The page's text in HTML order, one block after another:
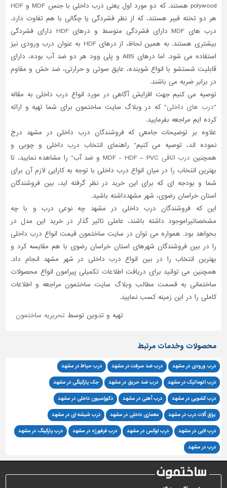
polywood هستند. که دو مورد اول یعنی درب داخلی با جنس MDF و HDF
هر دو تخته فیبر هستند، که از نظر فشردگی یا چگالی با هم تفاوت دارد.
درب های MDF دارای فشردگی متوسط و درهای HDF دارای فشردگی
بیشتری هستند. به همین لحاظ، از درهای HDF به عنوان درب ورودی نیز
استفاده می شود. اما درهای ABS و پلی وود هر دو ضد آب بوده، دارای
قابلیت شستشو با انواع شوینده، عایق صوتی و حرارتی، ضد خش و مقاوم
در برابر ضربه می باشند.
توصیه می کنیم جهت افزایش آگاهی در مورد انواع درب داخلی به مقاله
"درب های داخلی" که در وبلاگ سایت ساختمون برای شما تهیه و ارائه
کرده ایم مراجعه بفرمایید.
علاوه بر توضیحات جامعی که فروشندگان درب داخلی در مشهد درج
نموده اند، توصیه می کنیم" راهنمای انتخاب درب داخلی و چوبی و
همچنین درب اتاقی
MDF - HDF – PVC و ضد آب" را مشاهده نمایید، تا
بهترین انتخاب را در میان انواع درب داخلی با توجه به کارایی لازم آن برای
شما و بودجه ای که برای این خرید در نظر گرفته اید، بین فروشندگان
استان خراسان رضوی، شهر مشهدداشته باشید.
این که فروشندگان درب داخلی در مشهد چه نوعی درب و با چه
مشخصاتیراموجود داشته باشند، عاملی تاثیر گذار در خرید این مدل در
بخواهد بود. همواره می توان در سایت ساختمون قیمت انواع درب داخلی
را در بین فروشندگان شهرهای استان خراسان رضوی با هم مقایسه کرد و
بهترین انتخاب را در بین انواع درب داخلی در شهر مشهد انجام داد.
همچنین می توانید برای دریافت اطلاعات تکمیلی پیرامون انواع محصولات
ساختمانی به قسمت مطالب وبلاگ سایت ساختمون مراجعه و اطلاعات
کاملی را در این زمینه کسب نمایید.
تهیه و تدوین توسط تحریریه ساختمون
محصولات وخدمات مرتبط
درب ورودی در مشهد درب ضد سرقت در مشهد درب حیاط در مشهد
درب اتوماتیک در مشهد درب ضد حریق در مشهد جک پارکینگی در مشهد
درب کشویی در مشهد درب آهنی در مشهد دکوراسیون داخلی در مشهد
یراق آلات درب در مشهد معماری داخلی در مشهد درب شیشه ای در مشهد
درب لابی در مشهد درب لوکس در مشهد درب فرفورژه در مشهد درب پارکینگ در مشهد
درب در مشهد